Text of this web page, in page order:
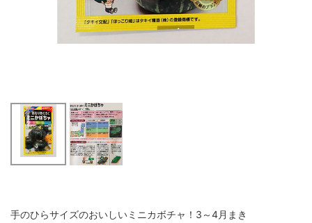
手のひらサイズのおいしいミニカボチャ！3～4月まき